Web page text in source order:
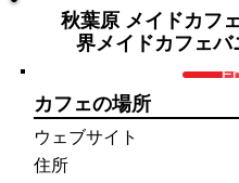
秋葉原 メイドカフ
界メイドカフェバ
カフェの場所
ウェブサイト
住所